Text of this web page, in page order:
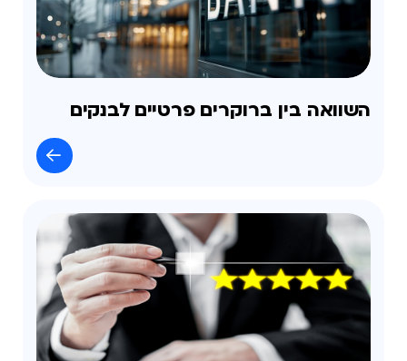
השוואה בין ברוקרים פרטיים לבנקים